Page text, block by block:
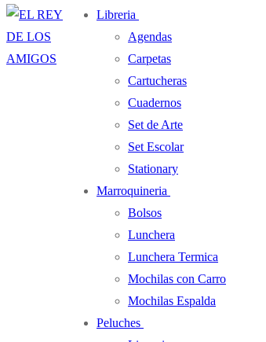
Libreria
Agendas
Carpetas
Cartucheras
Cuadernos
Set de Arte
Set Escolar
Stationary
Marroquineria
Bolsos
Lunchera
Lunchera Termica
Mochilas con Carro
Mochilas Espalda
Peluches